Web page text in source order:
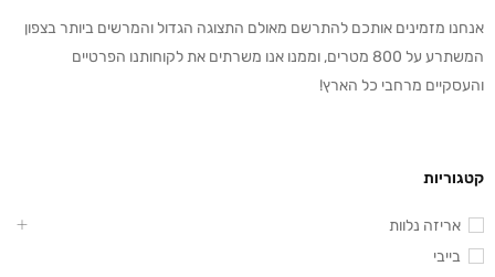
אנחנו מזמינים אותכם להתרשם מאולם התצוגה הגדול והמרשים ביותר בצפון
המשתרע על 800 מטרים, וממנו אנו משרתים את לקוחותנו הפרטיים
והעסקיים מרחבי כל הארץ!
קטגוריות
אריזה נלוות
בייבי